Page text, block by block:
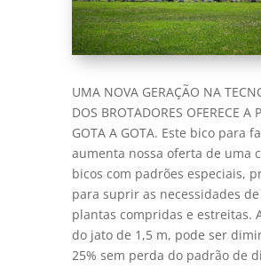
UMA NOVA GERAÇÃO NA
DOS BROTADORES OFERECE A
GOTA A GOTA. Este bico para
aumenta nossa oferta de uma
bicos com padrões especiais,
para suprir as necessidades
plantas compridas e estreitas.
do jato de 1,5 m, pode ser
25% sem perda do padrão de